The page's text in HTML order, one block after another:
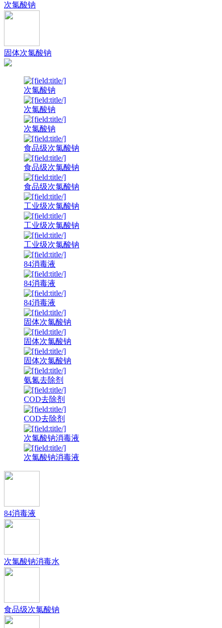
次氯酸钠
固体次氯酸钠
次氯酸钠
次氯酸钠
次氯酸钠
食品级次氯酸钠
食品级次氯酸钠
食品级次氯酸钠
工业级次氯酸钠
工业级次氯酸钠
工业级次氯酸钠
84消毒液
84消毒液
84消毒液
固体次氯酸钠
固体次氯酸钠
固体次氯酸钠
氨氮去除剂
COD去除剂
COD去除剂
次氯酸钠消毒液
次氯酸钠消毒液
84消毒液
次氯酸钠消毒水
食品级次氯酸钠